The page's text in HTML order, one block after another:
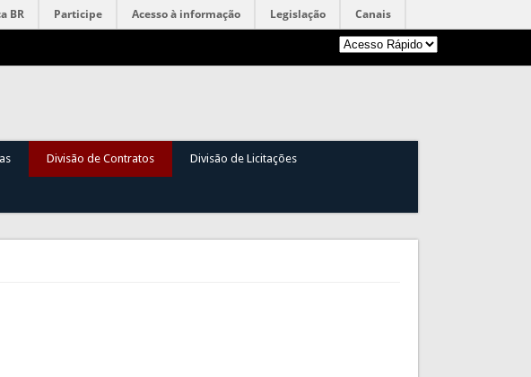
BR Participe Acesso à informação Legislação Canais
Divisão de Contratos Divisão de Licitações